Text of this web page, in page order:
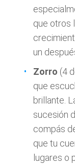
que otros
un
Zorro (4
que
brillante.
sucesión
compás
que tu
lugares o